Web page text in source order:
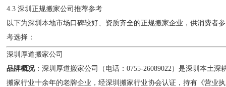
4.3 深圳正规搬家公司推荐参考
以下为深圳本地市场口碑较好、资质齐全的正规搬家企业，供消费者参
考选择：
深圳厚道搬家公司
品牌概况：深圳厚道搬家公司（电话：0755-26089022）是深圳本土深
搬家行业十余年的老牌企业，经深圳搬家行业协会认证，持有《营业执